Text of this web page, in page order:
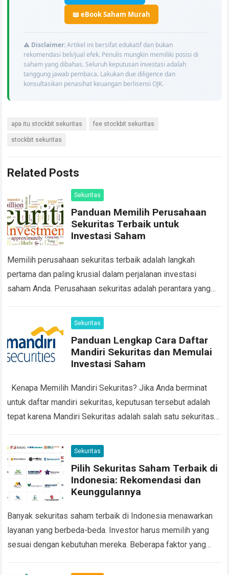
📖 eBook Saham Murah
⚠️ Disclaimer:Artikel ini bersifat edukatif dan bukan
rekomendasi beli/jual efek. Penulis mungkin memiliki posisi di
saham yang dibahas. Seluruh keputusan investasi adalah
tanggung jawab pembaca. Lakukan due diligence dan
konsultasikan penasihat keuangan berlisensi OJK.
apa itu stockbit sekuritas fee stockbit sekuritas
stockbit sekuritas
Related Posts
Sekuritas
Panduan Memilih Perusahaan
Sekuritas Terbaik untuk
Investasi Saham
Memilih perusahaan sekuritas terbaik adalah langkah
pertama dan paling krusial dalam perjalanan investasi
saham Anda. Perusahaan sekuritas adalah perantara yang
Sekuritas
Panduan Lengkap Cara Daftar
Mandiri Sekuritas dan Memulai
Investasi Saham
Kenapa Memilih Mandiri Sekuritas? Jika Anda berminat
untuk daftar mandiri sekuritas, keputusan tersebut adalah
tepat karena Mandiri Sekuritas adalah salah satu sekuritas
Read more
Sekuritas
Pilih Sekuritas Saham Terbaik di
Indonesia: Rekomendasi dan
Keunggulannya
Banyak sekuritas saham terbaik di Indonesia menawarkan
layanan yang berbeda-beda. Investor harus memilih yang
sesuai dengan kebutuhan mereka. Beberapa faktor yang
eksekusi, platform yang…Read more